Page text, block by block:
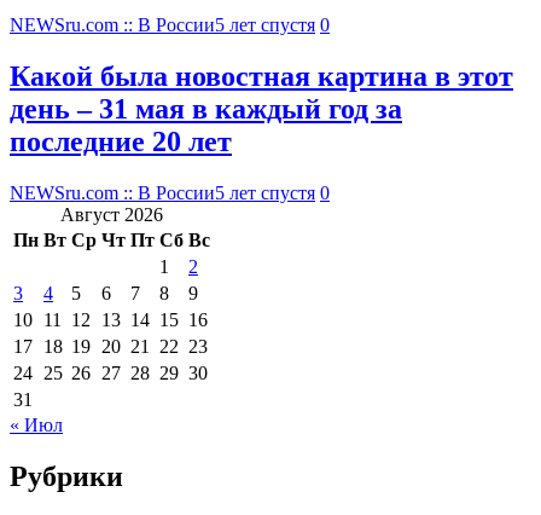
NEWSru.com :: В России5 лет спустя 0
Какой была новостная картина в этот
день – 31 мая в каждый год за
последние 20 лет
NEWSru.com :: В России5 лет спустя 0
Август 2026
Пн Вт Ср Чт Пт Сб Вс
1
2
3
4 5 6 7 8
9
10 11 12 13 14 15 16
17 18 19 20 21 22 23
24 25 26 27 28 29 30
31
« Июл
Рубрики